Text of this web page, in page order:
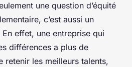
une question d’équité
c’est aussi un
effet, une entreprise qui
différences a plus de
retenir les meilleurs talents,